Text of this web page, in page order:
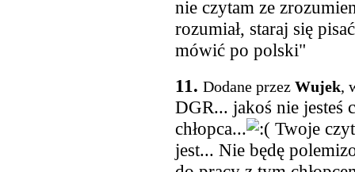
nie czytam ze
rozumiał, staraj się
mówić po polski"
11. Dodane przez Wujek,
DGR... jakoś nie jesteś
chłopca...
Twoje
jest... Nie będę